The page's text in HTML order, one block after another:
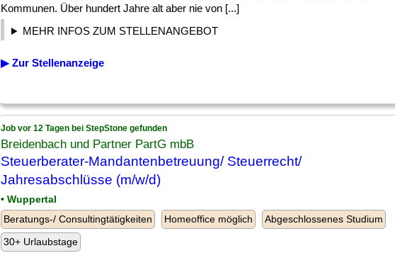
Kommunen. Über hundert Jahre alt aber nie von [...]
MEHR INFOS ZUM STELLENANGEBOT
▶ Zur Stellenanzeige
Job vor 12 Tagen bei StepStone gefunden
Breidenbach und Partner PartG mbB
Steuerberater-Mandantenbetreuung/ Steuerrecht/
Jahresabschlüsse (m/w/d)
• Wuppertal
Beratungs-/ Consultingtätigkeiten
Homeoffice möglich
Abgeschlossenes Studium
30+ Urlaubstage